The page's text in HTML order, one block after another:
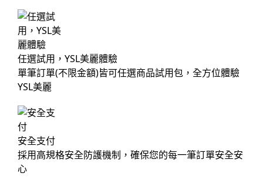
任選試用，YSL美麗體驗
單筆訂單(不限金額)皆可任選商品試用包，全方位體驗
YSL美麗
安全支付
採用高規格安全防護機制，確保您的每一筆訂單安全安
心